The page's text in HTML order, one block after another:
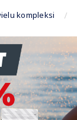
kompleksi